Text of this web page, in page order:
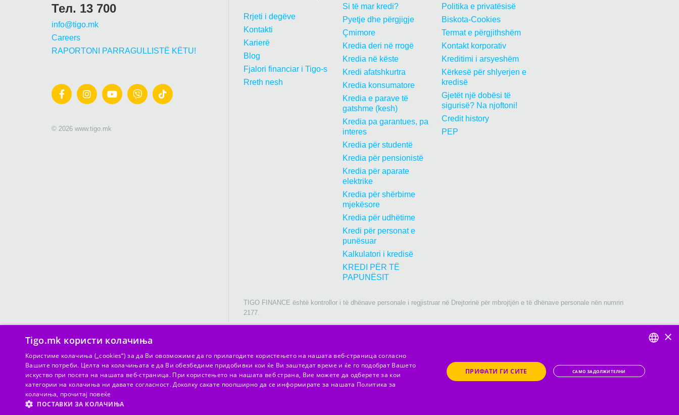
Тел. 13 700
info@tigo.mk
Careers
RAPORTONI PARRAGULLISTË KËTU!
© 2026 www.tigo.mk
Rrjeti i degëve
Kontakti
Karierë
Blog
Fjalori financiar i Tigo-s
Rreth nesh
Si të mar kredi?
Pyetje dhe përgjigje
Çmimore
Kredia deri në rrogë
Kredia në këste
Kredi afatshkurtra
Kredia konsumatore
Kredia e parave të
gatshme (kesh)
Kredia pa garantues, pa
interes
Kredia për studentë
Kredia për pensionistë
Kredia për aparate
elektrike
Kredia për shërbime
mjekësore
Kredia për udhëtime
Kredi për personat e
punësuar
Kalkulatori i kredisë
KREDI PËR TË
PAPUNËSIT
Politika e privatësisë
Biskota-Cookies
Termat e përgjithshëm
Kontakt korporativ
Kreditimi i arsyeshëm
Kërkesë për shlyerjen e
kredisë
Gjetët një dobësi të
sigurisë? Na njoftoni!
Credit history
PEP
TIGO FINANCE është kontrollor i të dhënave personale i regjistruar në Drejtorinë për mbrojtjën e të dhënave personale nën numrin
2177.
10 000 denarë për Tigo kredia e parë me shlyerje me kohë dhe të plotë të njëhershme deri në 30 ditë oshtë me 0% interes,0 den. komision dhe 0% NTSH, me të cilat klienti kthen 10,000 denarë.
DEFAULT LANGUAGE
×
Tigo.mk користи колачиња
Користиме колачиња („cookies“) за да Ви oвoзможиме да го прилагодите користењето на нашата веб-страница согласно
Вашите потреби. Целта на колачињата е да Ви обезбедиме придобивки кои ќе Ви заштедат време и ќе го подобрат Вашето
искуство при посета на нашата веб-страница. При користењето на нашата веб страна, Вие можете да одберете за кои
категории на колачиња ни давате согласност. Доколку сакате поопширно да се информирате за нашата Политика за
колачиња, прочитај повеќе
ПОСТАВКИ ЗА КОЛАЧИЊА
ПРИФАТИ ГИ СИТЕ САМО ЗАДОЛЖИТЕЛНИ